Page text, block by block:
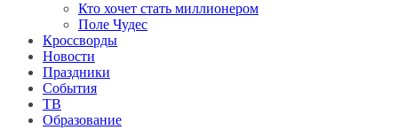
Кто хочет стать миллионером
Поле Чудес
Кроссворды
Новости
Праздники
События
ТВ
Образование